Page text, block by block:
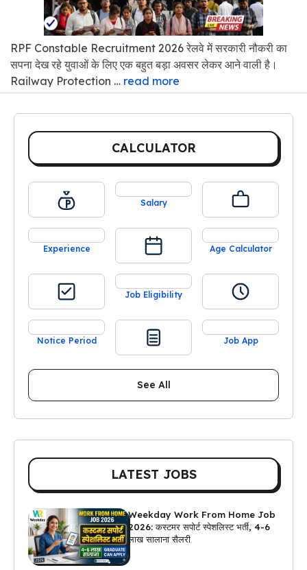
RPF Constable Recruitment 2026 रेलवे में सरकारी नौकरी का
सपना देख रहे युवाओं के लिए एक बहुत बड़ा अवसर लेकर आने वाली है।
Railway Protection … read more
CALCULATOR
Salary
Experience Age Calculator
Job Eligibility
Notice Period Job App
See All
LATEST JOBS
Weekday Work From Home Job
2026: कस्टमर सपोर्ट स्पेशलिस्ट भर्ती, 4-6
लाख सालाना सैलरी